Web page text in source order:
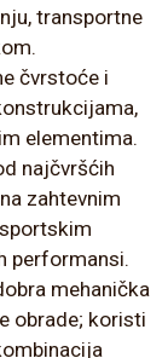
transportne
čvrstoće i
elementima.
najčvršćih
zahtevnim
performansi.
mehanička
obrade; koristi